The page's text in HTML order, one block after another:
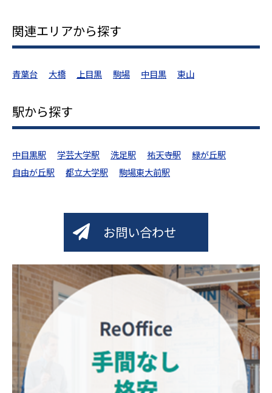
関連エリアから探す
青葉台 大橋 上目黒 駒場 中目黒 東山
駅から探す
中目黒駅 学芸大学駅 洗足駅 祐天寺駅
緑が丘駅
自由が丘駅
都立大学駅 駒場東大前駅
お問い合わせ